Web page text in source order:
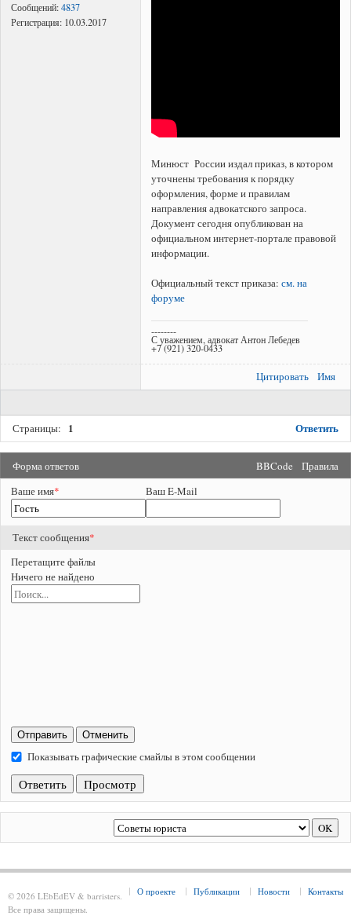
Сообщений:4837
Регистрация: 10.03.2017
Минюст России издал приказ, в котором
уточнены требования к порядку
оформления, форме и правилам
направления адвокатского запроса.
Документ сегодня опубликован на
официальном интернет-портале правовой
информации.
Официальный текст приказа: см. на
форуме
--------
С уважением, адвокат Антон Лебедев
+7 (921) 320-0433
Цитировать Имя
Страницы: 1 Ответить
BBCode Правила
Форма ответов
Ваше имя* Ваш E-Mail
Текст сообщения*
Перетащите файлы
Ничего не найдено
Отправить Отменить
Показывать графические смайлы в этом сообщении
О проекте Публикации Новости Контакты
© 2026 LEbEdEV & barristers.
Все права защищены.